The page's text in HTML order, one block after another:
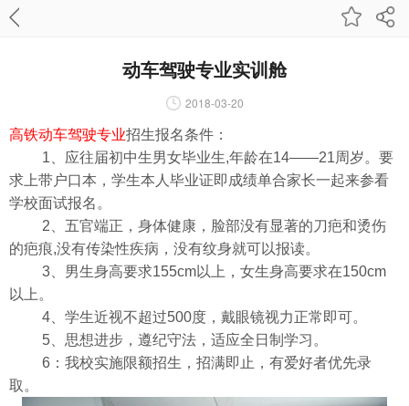
动车驾驶专业实训舱
2018-03-20
高铁动车驾驶专业招生报名条件：
1、应往届初中生男女毕业生,年龄在14——21周岁。要
求上带户口本，学生本人毕业证即成绩单合家长一起来参看
学校面试报名。
2、五官端正，身体健康，脸部没有显著的刀疤和烫伤
的疤痕,没有传染性疾病，没有纹身就可以报读。
3、男生身高要求155cm以上，女生身高要求在150cm
以上。
4、学生近视不超过500度，戴眼镜视力正常即可。
5、思想进步，遵纪守法，适应全日制学习。
6：我校实施限额招生，招满即止，有爱好者优先录
取。